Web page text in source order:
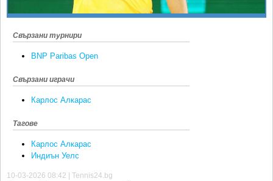
Свързани турнири
BNP Paribas Open
Свързани играчи
Карлос Алкарас
Тагове
Карлос Алкарас
Индиън Уелс
10-03-2026 08:42 | Tennis24.bg